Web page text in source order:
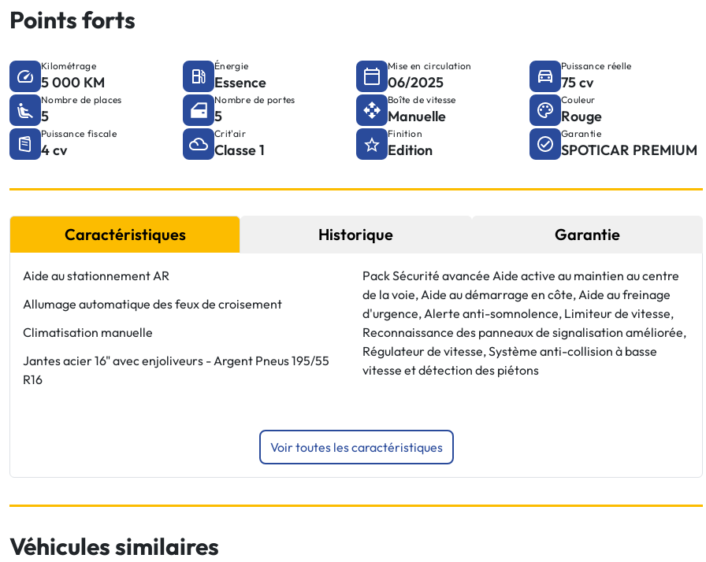
Points forts
Kilométrage
5 000 KM
Énergie
Essence
Mise en circulation
06/2025
Puissance réelle
75 cv
Nombre de places
5
Nombre de portes
5
Boîte de vitesse
Manuelle
Couleur
Rouge
Puissance fiscale
4 cv
Crit'air
Classe 1
Finition
Edition
Garantie
SPOTICAR PREMIUM
Caractéristiques Historique Garantie
Aide au stationnement AR
Allumage automatique des feux de croisement
Climatisation manuelle
Jantes acier 16" avec enjoliveurs - Argent Pneus 195/55
R16
Pack Sécurité avancée Aide active au maintien au centre
de la voie, Aide au démarrage en côte, Aide au freinage
d'urgence, Alerte anti-somnolence, Limiteur de vitesse,
Reconnaissance des panneaux de signalisation améliorée,
Régulateur de vitesse, Système anti-collision à basse
vitesse et détection des piétons
Voir toutes les caractéristiques
Véhicules similaires